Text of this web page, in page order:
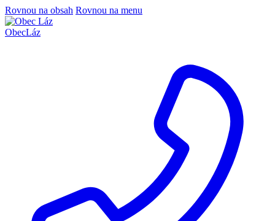
Rovnou na obsah Rovnou na menu
ObecLáz